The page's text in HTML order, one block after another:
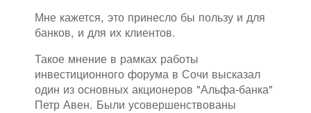
Мне кажется, это принесло бы пользу и для
банков, и для их клиентов.
Такое мнение в рамках работы
инвестиционного форума в Сочи высказал
один из основных акционеров "Альфа-банка"
Петр Авен. Были усовершенствованы